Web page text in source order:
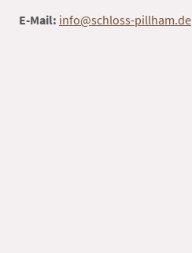
E-Mail: info@schloss-pillham.de